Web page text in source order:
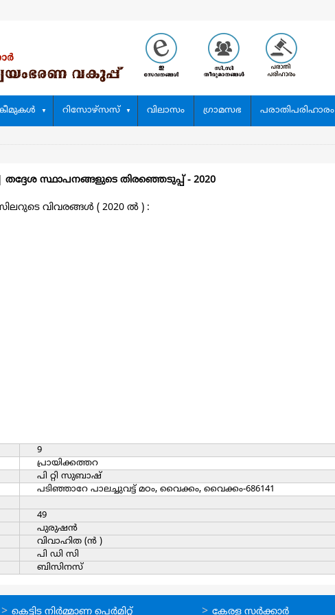
റിസോഴ്സസ് വിലാസം ഗ്രാമസഭ പരാതിപരിഹാരം
തദ്ദേശ സ്ഥാപനങ്ങളുടെ തിരഞ്ഞെടുപ്പ്‌ - 2020
വിവരങ്ങള്‍ ( 2020 ല്‍ ) :
9
പ്രായിക്കത്തറ
പി റ്റി സുബാഷ്
പടിഞ്ഞാറേ പാലച്ചുവട്ട് മഠം, വൈക്കം, വൈക്കം-686141
49
പുരുഷന്‍
വിവാഹിത (ന്‍ )
പി ഡി സി
ബിസിനസ്
കെട്ടിട നിര്‍മ്മാണ പെര്‍മിറ്റ്‌ കേരള സര്‍ക്കാര്‍